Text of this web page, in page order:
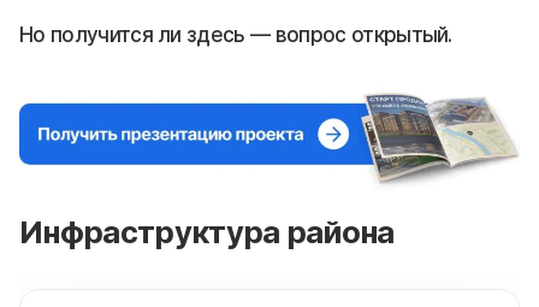
Но получится ли здесь — вопрос открытый.
Инфраструктура района